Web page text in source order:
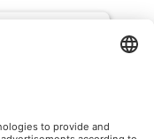
activity.
accept the